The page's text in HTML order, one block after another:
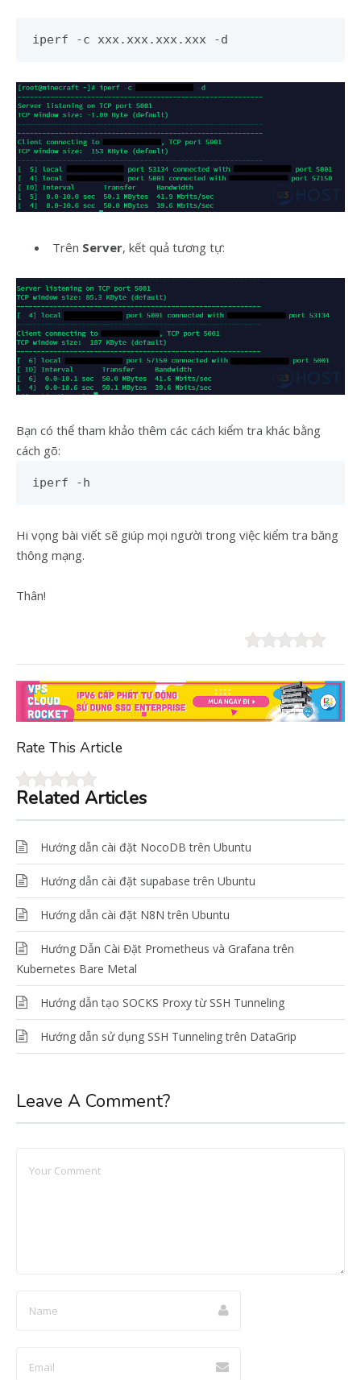
iperf -c xxx.xxx.xxx.xxx -d
Trên Server, kết quả tương tự:
Bạn có thể tham khảo thêm các cách kiểm tra khác bằng
cách gõ:
iperf -h
Hi vọng bài viết sẽ giúp mọi người trong việc kiểm tra băng
thông mạng.
Thân!
Rate This Article
Related Articles
Hướng dẫn cài đặt NocoDB trên Ubuntu
Hướng dẫn cài đặt supabase trên Ubuntu
Hướng dẫn cài đặt N8N trên Ubuntu
Hướng Dẫn Cài Đặt Prometheus và Grafana trên
Kubernetes Bare Metal
Hướng dẫn tạo SOCKS Proxy từ SSH Tunneling
Hướng dẫn sử dụng SSH Tunneling trên DataGrip
Leave A Comment?